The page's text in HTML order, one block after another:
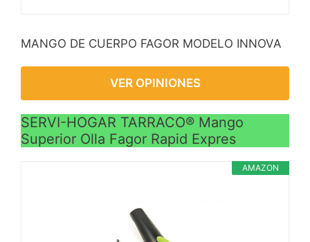
MANGO DE CUERPO FAGOR MODELO INNOVA
VER OPINIONES
SERVI-HOGAR TARRACO® Mango
Superior Olla Fagor Rapid Expres
AMAZON